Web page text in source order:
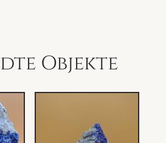
Objekte